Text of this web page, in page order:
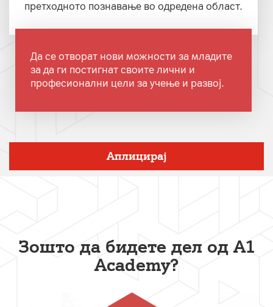
претходното познавање во одредена област.
Да се отворат нови можности за младите
за да ги постигнат своите лични и
професионални цели за учење и развој.
Аплицирај
Зошто да бидете дел од А1
Academy?